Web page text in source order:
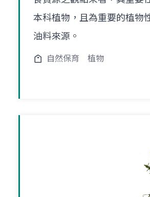
本科植物，且為重要的植物
油料來源。
自然保育 植物